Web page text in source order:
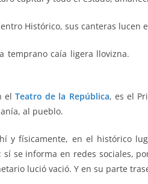
p k
Histórico, sus canteras
temprano caía ligera llovizna.
elTeatro de la República, es el
al pueblo.
y físicamente, en el histórico
sí se informa en redes sociales,
lució vació. Y en su parte